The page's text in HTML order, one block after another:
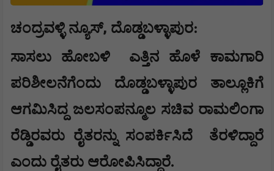
ಚಂದ್ರವಳ್ಳಿ ನ್ಯೂಸ್, ದೊಡ್ಡಬಳ್ಳಾಪುರ:
ಸಾಸಲು ಹೋಬಳಿ
ಎತ್ತಿನ ಹೊಳೆ ಕಾಮಗಾರಿ
ಪರಿಶೀಲನೆಗೆಂದು ದೊಡ್ಡಬಳ್ಳಾಪುರ ತಾಲ್ಲೂಕಿಗೆ
ಆಗಮಿಸಿದ್ದ ಜಲಸಂಪನ್ಮೂಲ ಸಚಿವ ರಾಮಲಿಂಗಾ
ರೆಡ್ಡಿರವರು ರೈತರನ್ನು ಸಂಪರ್ಕಿಸಿದೆ
ತೆರಳಿದ್ದಾರೆ
ಎಂದು ರೈತರು ಆರೋಪಿಸಿದ್ದಾರೆ.